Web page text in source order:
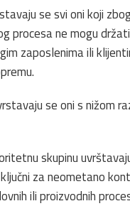
se svi oni koji
procesa ne mogu
zaposlenima ili
se oni s nižom
skupinu
za neometano
ili proizvodnih